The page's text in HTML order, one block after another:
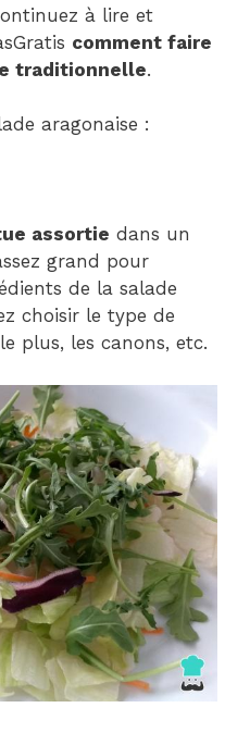
à lire et
comment faire
traditionnelle.
aragonaise :
assortie dans un
grand pour
de la salade
choisir le type de
plus, les canons, etc.